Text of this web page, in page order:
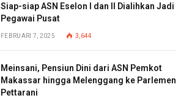
Siap-siap ASN Eselon I dan II Dialihkan Jadi
Pegawai Pusat
FEBRUARI 7, 2025 3,644
Meinsani, Pensiun Dini dari ASN Pemkot
Makassar hingga Melenggang ke Parlemen
Pettarani